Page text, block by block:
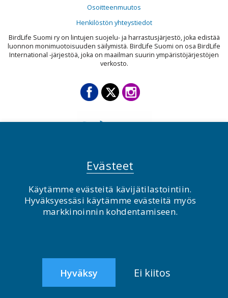
Osoitteenmuutos
Henkilöstön yhteystiedot
BirdLife Suomi ry on lintujen suojelu- ja harrastusjärjestö, joka edistää
luonnon monimuotoisuuden säilymistä. BirdLife Suomi on osa BirdLife
International -järjestöä, joka on maailman suurin ympäristöjärjestöjen
verkosto.
© BirdLife Suomi ry 2026
Evästeet
Käytämme evästeitä kävijätilastointiin.
Hyväksyessäsi käytämme evästeitä myös
markkinoinnin kohdentamiseen.
Hyväksy Ei kiitos